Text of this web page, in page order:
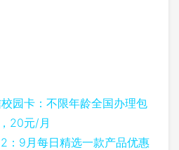
园卡：不限年龄全国办理包
20元/月
：9月每日精选一款产品优惠